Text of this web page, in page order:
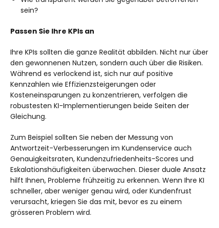
sein?
Passen Sie Ihre KPIs an
Ihre KPIs sollten die ganze Realität abbilden. Nicht nur über
den gewonnenen Nutzen, sondern auch über die Risiken.
Während es verlockend ist, sich nur auf positive
Kennzahlen wie Effizienzsteigerungen oder
Kosteneinsparungen zu konzentrieren, verfolgen die
robustesten KI-Implementierungen beide Seiten der
Gleichung.
Zum Beispiel sollten Sie neben der Messung von
Antwortzeit-Verbesserungen im Kundenservice auch
Genauigkeitsraten, Kundenzufriedenheits-Scores und
Eskalationshäufigkeiten überwachen. Dieser duale Ansatz
hilft Ihnen, Probleme frühzeitig zu erkennen. Wenn Ihre KI
schneller, aber weniger genau wird, oder Kundenfrust
verursacht, kriegen Sie das mit, bevor es zu einem
grösseren Problem wird.